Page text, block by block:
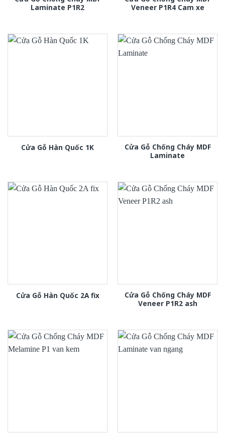
Laminate P1R2
Veneer P1R4 Cam xe
Cửa Gỗ Hàn Quốc 1K
Cửa Gỗ Chống Cháy MDF
Laminate
Cửa Gỗ Hàn Quốc 2A fix
Cửa Gỗ Chống Cháy MDF
Veneer P1R2 ash